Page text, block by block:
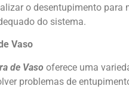
o desentupimento para
do sistema.
Vaso
de Vaso oferece uma
problemas de